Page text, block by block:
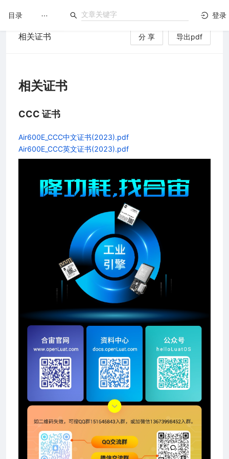
登录
目录
相关证书 分 享 导出pdf
相关证书
CCC 证书
Air600E_CCC中文证书(2023).pdf
Air600E_CCC英文证书(2023).pdf